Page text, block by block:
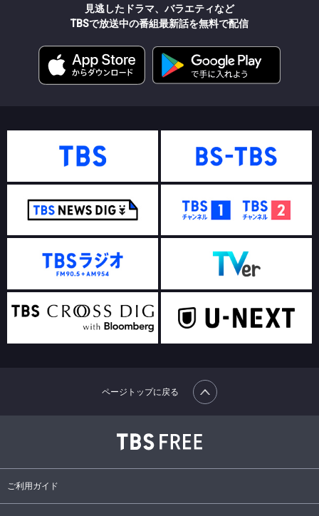
見逃したドラマ、バラエティなど
TBSで放送中の番組最新話を無料で配信
ご利用ガイド
ページトップに戻る